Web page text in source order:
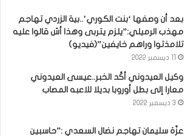
بعد أن وصفها ‘بنت الكوري’..بية الزردي تهاجم
مهذب الرميلي:”يلزم يتربى وهذا أش قالوا عليه
تلامذتوا وراهم خايفين”(فيديو)
وكيل العيدوني أكّد الخبر..عيسى العيدوني
معارا إلى بطل أوروبا بديلا للاعبه المصاب
3 ديسمبر 2022
عزّة سليمان تهاجم نضال السعدي :”حاسبين